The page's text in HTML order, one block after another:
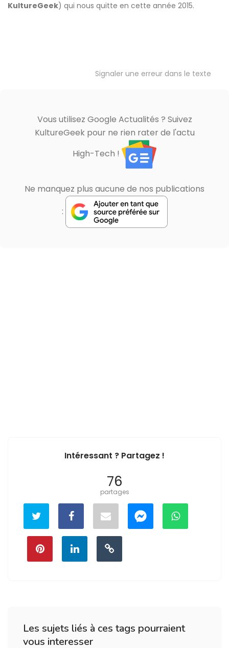
KultureGeek) qui nous quitte en cette année 2015.
Signaler une erreur dans le texte
Vous utilisez Google Actualités ? Suivez
KultureGeek pour ne rien rater de l'actu
High-Tech !
Ne manquez plus aucune de nos publications
:
Intéressant ? Partagez !
76
partages
Les sujets liés à ces tags pourraient
vous interesser